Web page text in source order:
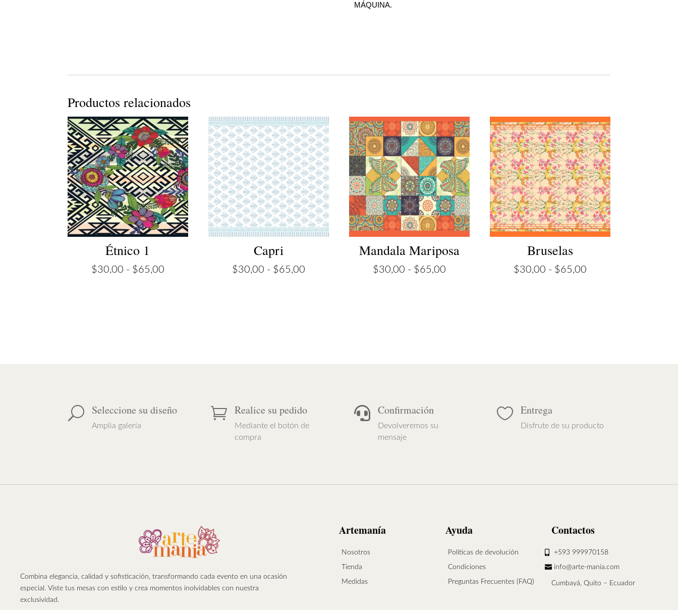
MÁQUINA.
Productos relacionados
Étnico 1
$30,00 - $65,00Rango
Capri
$30,00 - $65,00Rango
Mandala Mariposa
$30,00 - $65,00Rango
Bruselas
$30,00 - $65,00Rango
U Seleccione su diseño
Amplia galería
 Realice su pedido
Mediante el botón de
compra
 Confirmación
Devolveremos su
mensaje
 Entrega
Disfrute de su producto
Combina elegancia, calidad y sofisticación, transformando cada evento en una ocasión
especial. Viste tus mesas con estilo y crea momentos inolvidables con nuestra
exclusividad.
Artemanía
Nosotros
Tienda
Medidas
Ayuda
Políticas de devolución
Condiciones
Preguntas Frecuentes (FAQ)
Contactos
+593 999970158
info@arte-mania.com
Cumbayá, Quito – Ecuador